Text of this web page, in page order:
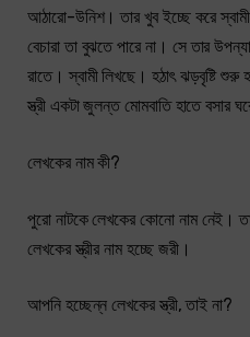
আঠারো-উনিশ। তার খুব ইচ্ছে করে
বেচারা তা বুঝতে পারে না। সে তার
রাতে। স্বামী লিখছে। হঠাৎ ঝড়বৃষ্টি
স্ত্রী একটা জুলন্ত মোমবাতি হাতে বসার
লেখকের নাম কী?
পুরো নাটকে লেখকের কোনো নাম নেই।
লেখকের স্ত্রীর নাম হচ্ছে জরী।
আপনি হচ্ছেন্ন লেখকের স্ত্রী, তাই না?